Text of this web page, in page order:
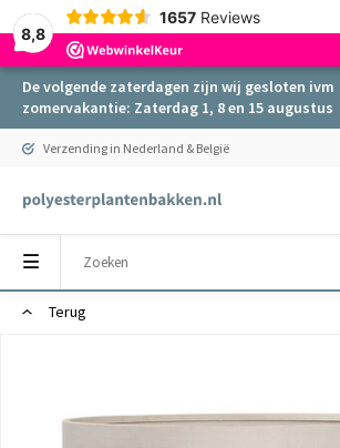
8,8
1657 Reviews
De volgende zaterdagen zijn wij gesloten ivm
zomervakantie: Zaterdag 1, 8 en 15 augustus
Verzending in Nederland & België
Terug